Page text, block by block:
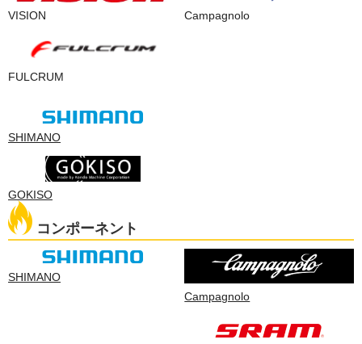
VISION Campagnolo
FULCRUM
SHIMANO
GOKISO
コンポーネント
SHIMANO
Campagnolo